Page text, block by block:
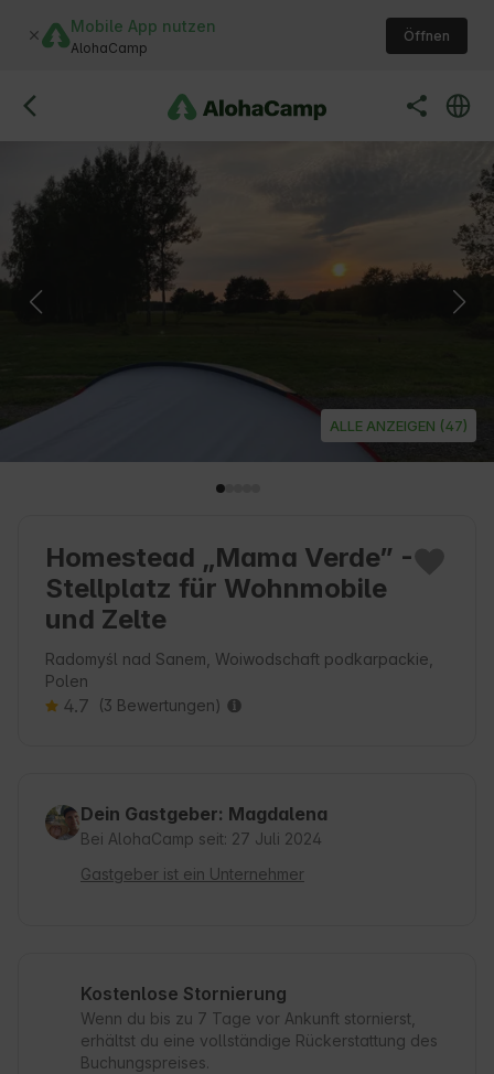
Mobile App nutzen
AlohaCamp
Öffnen
ALLE ANZEIGEN (47)
Homestead „Mama Verde” -
Stellplatz für Wohnmobile
und Zelte
Radomyśl nad Sanem, Woiwodschaft podkarpackie,
Polen
4.7 (3 Bewertungen)
Dein Gastgeber: Magdalena
Bei AlohaCamp seit: 27 Juli 2024
Gastgeber ist ein Unternehmer
Kostenlose Stornierung
Wenn du bis zu 7 Tage vor Ankunft stornierst,
erhältst du eine vollständige Rückerstattung des
Buchungspreises.